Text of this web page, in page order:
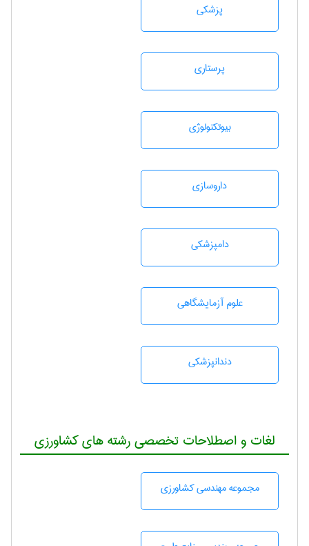
پزشكی
پرستاری
بيوتكنولوژی
داروسازی
دامپزشكی
علوم آزمايشگاهی
دندانپزشكی
لغات و اصطلاحات تخصصی رشته های کشاورزی
مجموعه مهندسی كشاورزی